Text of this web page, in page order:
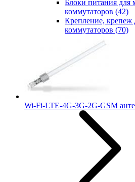
Блоки питания для
коммутаторов (42)
Крепление, крепеж
коммутаторов (70)
Wi-Fi-LTE-4G-3G-2G-GSM